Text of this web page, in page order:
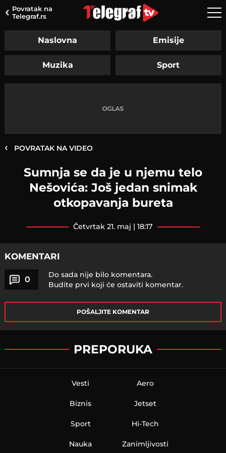
Povratak na
Telegraf.rs
Naslovna Emisije
Muzika Sport
‹ POVRATAK NA VIDEO
Sumnja se da je u njemu telo
Nešovića: Još jedan snimak
otkopavanja bureta
četvrtak 21. maj | 18:17
KOMENTARI
0
Do sada nije bilo komentara.
Budite prvi koji će ostaviti komentar.
POŠALJITE KOMENTAR
PREPORUKA
Vesti
Biznis
Sport
Nauka
Aero
Jetset
Hi-Tech
Zanimljivosti